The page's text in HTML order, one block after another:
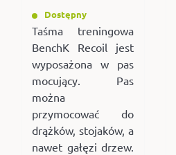
Dostępny
Taśma treningowa
BenchK Recoil jest
wyposażona w pas
mocujący. Pas
można
przymocować do
drążków, stojaków, a
nawet gałęzi drzew.